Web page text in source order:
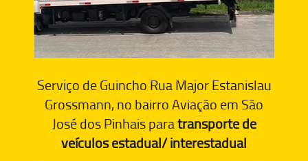
Serviço de Guincho Rua Major Estanislau
Grossmann, no bairro Aviação em São
José dos Pinhais paratransporte de
veículos estadual/ interestadual